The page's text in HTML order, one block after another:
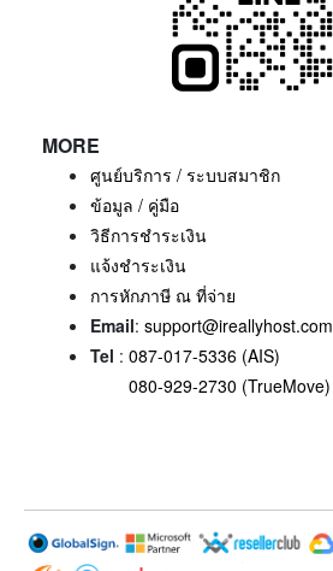
MORE
ศูนย์บริการ / ระบบสมาชิก
ข้อมูล / คู่มือ
วิธีการชำระเงิน
แจ้งชำระเงิน
การหักภาษี ณ ที่จ่าย
Email: support@ireallyhost.com
Tel : 087-017-5336 (AIS)
080-929-2730 (TrueMove)